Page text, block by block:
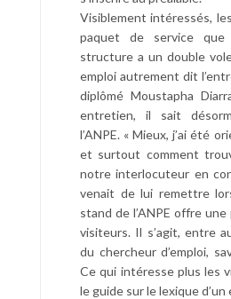
Visiblement intéressés,
paquet de service que
structure a un double
emploi autrement dit
diplômé Moustapha
entretien, il sait
l’ANPE. « Mieux, j’ai été
et surtout comment
notre interlocuteur en
venait de lui remettre
stand de l’ANPE offre
visiteurs. Il s’agit, entre
du chercheur d’emploi,
Ce qui intéresse plus les
le guide sur le lexique